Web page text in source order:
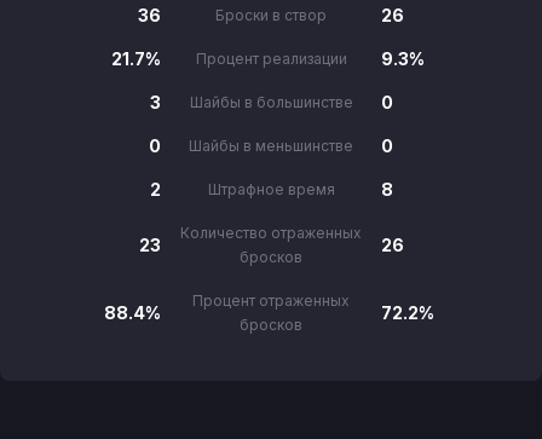
36 Броски в створ 26
21.7% Процент реализации 9.3%
3 Шайбы в большинстве 0
0 Шайбы в меньшинстве 0
2 Штрафное время 8
23
Количество отраженных
бросков
26
88.4%
Процент отраженных
бросков
72.2%